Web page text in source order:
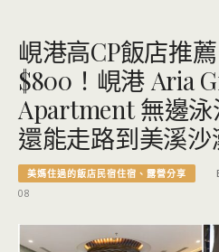
峴港高CP飯店推
$800！峴港 Aria
Apartment 無邊泳
還能走路到美溪沙
美媽住過的飯店民宿住宿、露營分享
08